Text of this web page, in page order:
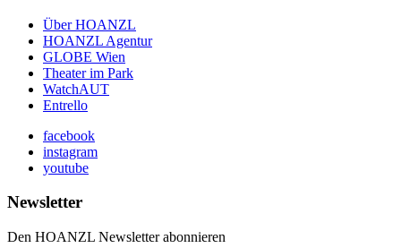
Über HOANZL
HOANZL Agentur
GLOBE Wien
Theater im Park
WatchAUT
Entrello
facebook
instagram
youtube
Newsletter
Den HOANZL Newsletter abonnieren